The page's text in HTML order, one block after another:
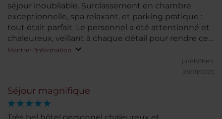
séjour inoubliable. Surclassement en chambre
exceptionnelle, spa relaxant, et parking pratique :
tout était parfait. Le personnel a été attentionné et
chaleureux, veillant à chaque détail pour rendre ce
moment unique. La nourriture était délicieuse, et
l’expérience globale a dépassé nos attentes. Un
Montrer l'information
jumb0ben.
28/01/2025
Séjour magnifique